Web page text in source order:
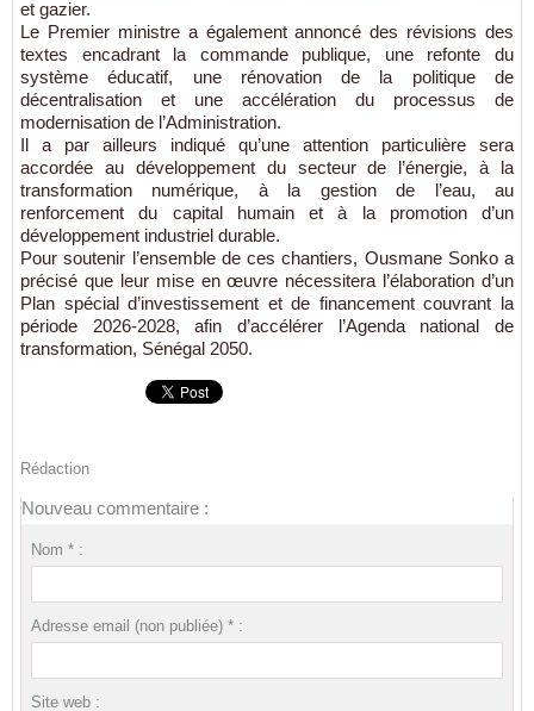
et gazier.
Le Premier ministre a également annoncé des révisions des
textes encadrant la commande publique, une refonte du
système éducatif, une rénovation de la politique de
décentralisation et une accélération du processus de
modernisation de l’Administration.
Il a par ailleurs indiqué qu’une attention particulière sera
accordée au développement du secteur de l’énergie, à la
transformation numérique, à la gestion de l’eau, au
renforcement du capital humain et à la promotion d’un
développement industriel durable.
Pour soutenir l’ensemble de ces chantiers, Ousmane Sonko a
précisé que leur mise en œuvre nécessitera l’élaboration d’un
Plan spécial d’investissement et de financement couvrant la
période 2026-2028, afin d’accélérer l’Agenda national de
transformation, Sénégal 2050.
Rédaction
Nouveau commentaire :
Nom * :
Adresse email (non publiée) * :
Site web :